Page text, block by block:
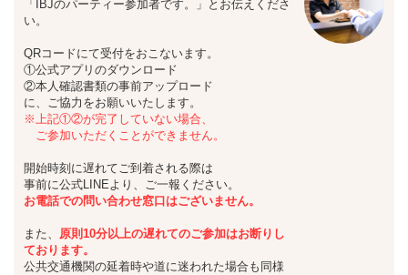
「IBJのパーティー参加者です。」とお伝えくださ
い。
QRコードにて受付をおこないます。
①公式アプリのダウンロード
②本人確認書類の事前アップロード
に、ご協力をお願いいたします。
※上記①②が完了していない場合、
ご参加いただくことができません。
開始時刻に遅れてご到着される際は
事前に公式LINEより、ご一報ください。
お電話での問い合わせ窓口はございません。
また、 原則10分以上の遅れてのご参加はお断りし
ております。
公共交通機関の延着時や道に迷われた場合も同様